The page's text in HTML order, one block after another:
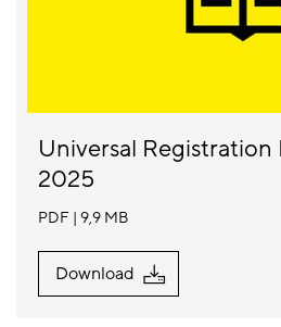
Universal
2025
PDF 9,9 MB
Download